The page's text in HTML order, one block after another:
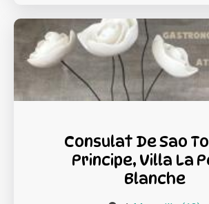
Consulat De Sao
Principe, Villa La
Blanche